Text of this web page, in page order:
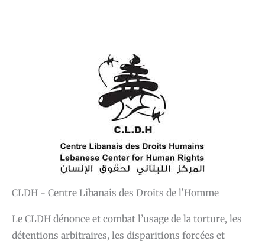
CLDH - Centre Libanais des Droits de l'Homme
Le CLDH dénonce et combat l’usage de la torture, les
détentions arbitraires, les disparitions forcées et